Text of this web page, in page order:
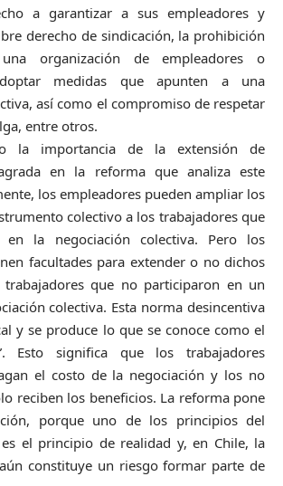
a garantizar a sus empleadores y
derecho de sindicación, la prohibición
organización de empleadores o
medidas que apunten a una
así como el compromiso de respetar
entre otros.
la importancia de la extensión de
en la reforma que analiza este
los empleadores pueden ampliar los
colectivo a los trabajadores que
en la negociación colectiva. Pero los
facultades para extender o no dichos
que no participaron en un
colectiva. Esta norma desincentiva
y se produce lo que se conoce como el
Esto significa que los trabajadores
el costo de la negociación y los no
reciben los beneficios. La reforma pone
porque uno de los principios del
el principio de realidad y, en Chile, la
constituye un riesgo formar parte de